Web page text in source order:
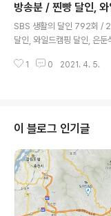
소협조* 경기도 안성시 고삼면 월향리 594-2번지 (도로
명) 경기도 안성시 고삼면
평양냉면 달인 최희준 (男 / 51세 /
양시 일산동구 중앙로 ..
방송분 / 찐빵 달인,
달 탕수육 달인, 만두
구 상도동 원조안흥찐
화요리 황하
SBS 생활의 달인 792회 /
달인, 와일드캠핑 달인, 은
/ 74세 / 경력 30년) 전진태
4 (지번) 경북 영주시 안정
7535 *장소협조* 충청남
로명) 충남 태안군 이원면
03-1711 * 홈페이지 (네
a..
1 0 2021. 4. 5.
이 블로그 인기글